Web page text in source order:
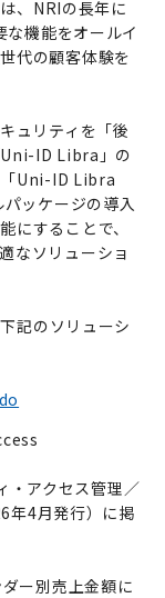
、NRIの長年に
機能をオールイ
代の顧客体験を
ュリティを「後
Uni-ID Libra」の
「Uni-ID Libra
ッケージの導入
にすることで、
なソリューショ
記のソリューシ
・アクセス管理／
年4月発行）に掲
ー別売上金額に